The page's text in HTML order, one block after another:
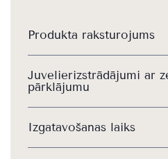
Produkta raksturojums
Juvelierizstrādājumi ar
pārklājumu
Izgatavošanas laiks